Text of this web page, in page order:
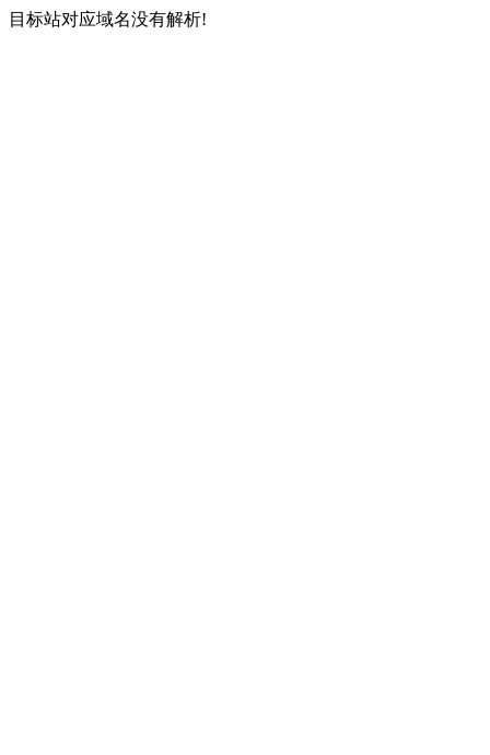
目标站对应域名没有解析!